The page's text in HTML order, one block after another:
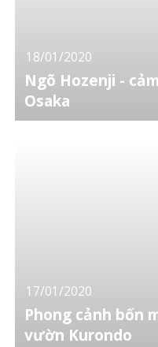
18/01/2020
Ngõ Hozenji -
Osaka
17/01/2020
Phong cảnh bốn
vườn Kurondo